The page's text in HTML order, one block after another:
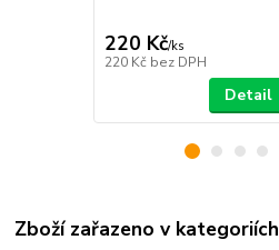
220 Kč/ks
220 Kč bez DPH
Detail
Zboží zařazeno v kategoriích